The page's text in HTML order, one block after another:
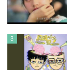
3